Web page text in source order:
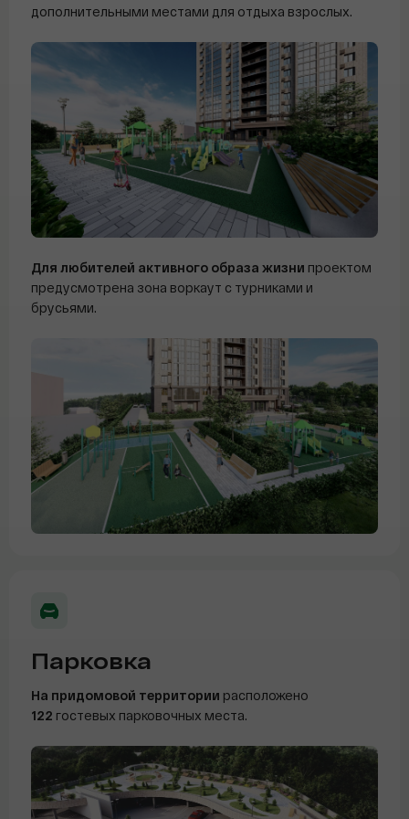
WhatsApp
Email
Отправить заявку
WhatsApp
Email
Отправить заявку
WhatsApp
Email
Отправить заявку
Отправить заявку
дополнительными местами для отдыха взрослых.
Для любителей активного образа жизни проектом
предусмотрена зона воркаут с турниками и
брусьями.
Парковка
На придомовой территории расположено
122 гостевых парковочных места.